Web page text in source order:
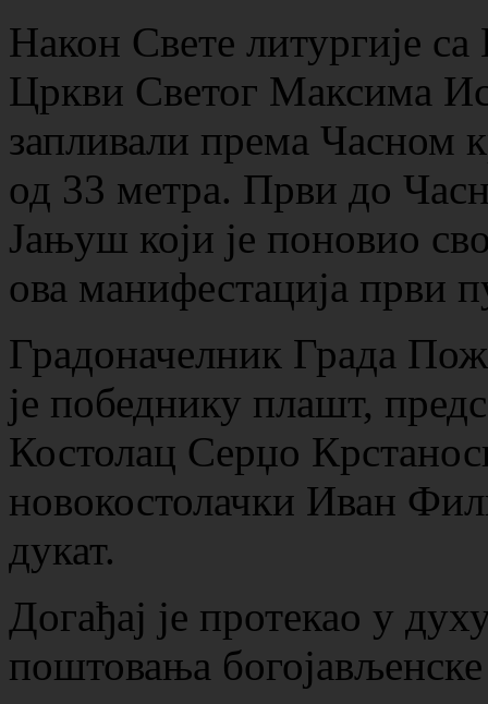
Након Свете литургије
Цркви Светог Максима
запливали према Часном
од 33 метра. Први до
Јањуш који је поновио
ова манифестација први
Градоначелник Града
је победнику плашт,
Костолац Серџо
новокостолачки Иван
дукат.
Догађај је протекао у
поштовања